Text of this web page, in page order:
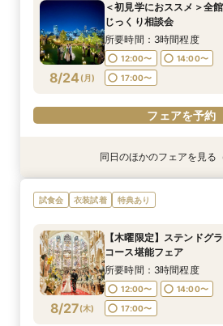
8/23(日)
所要時間：3時間程度
13:30〜
フェアを予約
8/23(日)
所要時間：3時間程度
13:30〜
フェアを予約
8/23(日)
8:30〜
13:30〜
フェアを予約
8/23(日)
所要時間：3時間程度
フェアを予約
8/24 (月)
＜初見学におススメ＞全
じっくり相談会
所要時間：3時間程度
12:00〜
14:00〜
17:00〜
フェアを予約
衣装試着 特典あり
8/24(月)
【話題の骨格診断】大聖
優待＆1件目特典
12:00〜
14:00〜
17:00〜
フェアを予約
特典あり
8/24(月)
【LGBTQカップル様へ】
の形◇LGBT検定取得の専
所要時間：3時間程度
17:00〜
フェアを予約
同日のほかのフェアを見る
試食会 衣装試着 特典あり
8/27(木)
【木曜限定】ステンドグ
コース堪能フェア
所要時間：3時間程度
12:00〜
14:00〜
17:00〜